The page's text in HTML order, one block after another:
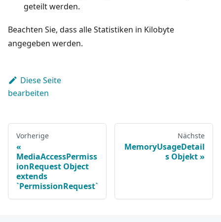
geteilt werden.
Beachten Sie, dass alle Statistiken in Kilobyte
angegeben werden.
Diese Seite
bearbeiten
Vorherige
MediaAccessPermiss
ionRequest Object
extends
`PermissionRequest`
Nächste
MemoryUsageDetail
s Objekt